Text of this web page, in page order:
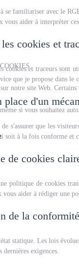
se familiariser avec le
vous aider à interpréter
cookies et
cookies et traceurs sont
que je propose dans le
d'un
s'assurer que les
soit à la fois conforme et
de cookies
politique de cookies
vous aider à rédiger une
de la conformité
statique. Les lois
dernières exigences.
notre site Web.
si vous souhaitez